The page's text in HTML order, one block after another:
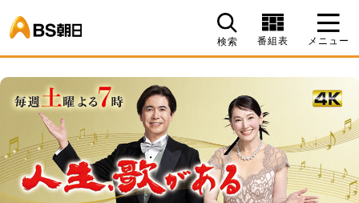
検索 番組表 メニュー